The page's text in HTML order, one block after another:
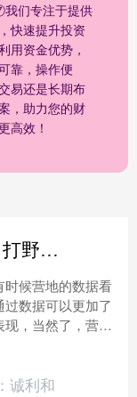
们专注于提供
快速提升投资
用资金优势，
靠，操作便
易还是长期布
，助力您的财
高效！
萤火证券 除了打野，谁才是真正的人头收割机？婉儿领跑，马可上榜太意外
时候营地的数据看
数据可以更加了
，当然了，营地
对于高端局玩家
。 ....
诚利和